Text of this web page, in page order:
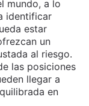
mundo, a lo
identificar
estar
un
al riesgo.
las posiciones
llegar a
en